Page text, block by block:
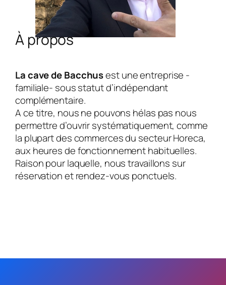
À propos
La cave de Bacchusest une entreprise -
familiale- sous statut d’indépendant
complémentaire.
A ce titre, nous ne pouvons hélas pas nous
permettre d’ouvrir systématiquement, comme
la plupart des commerces du secteur Horeca,
aux heures de fonctionnement habituelles.
Raison pour laquelle, nous travaillons sur
réservation et rendez-vous ponctuels.